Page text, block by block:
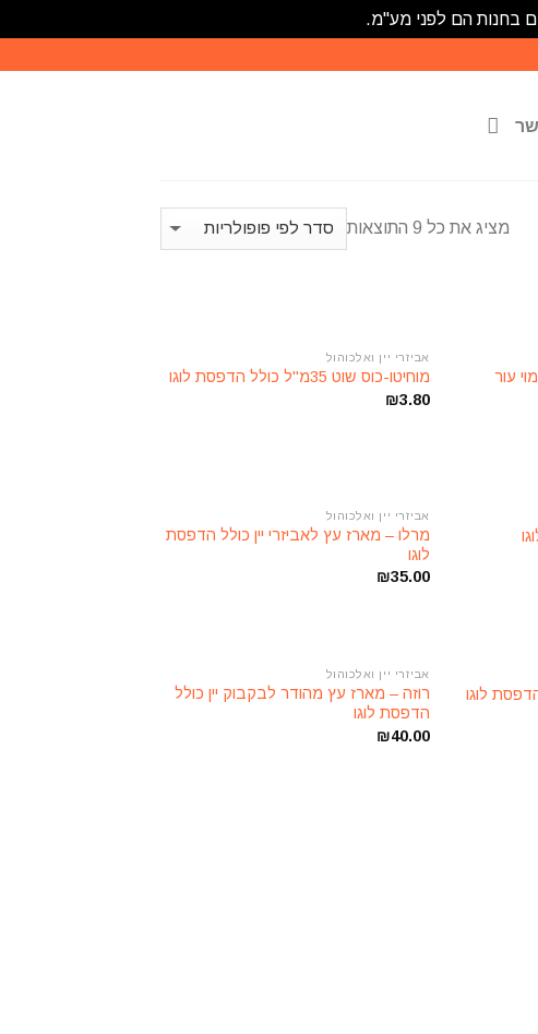
בחנות הם לפני מע"מ.
מציג את כל 9 התוצאות
עור
הוסף
לרשימת
אביזרי יין ואלכוהול
מוחיטו-כוס שוט 35מ"ל כולל הדפסת לוגו
₪3.80
הוסף
אביזרי יין ואלכוהול
מרלו – מארז עץ לאביזרי יין כולל הדפסת
לוגו
₪35.00
הוסף
לרשימת
הוסף
אביזרי יין ואלכוהול
רוזה – מארז עץ מהודר לבקבוק יין כולל
הדפסת לוגו
₪40.00